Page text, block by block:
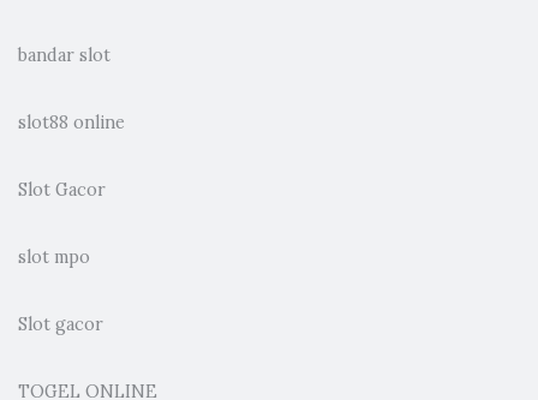
bandar slot
slot88 online
Slot Gacor
slot mpo
Slot gacor
TOGEL ONLINE